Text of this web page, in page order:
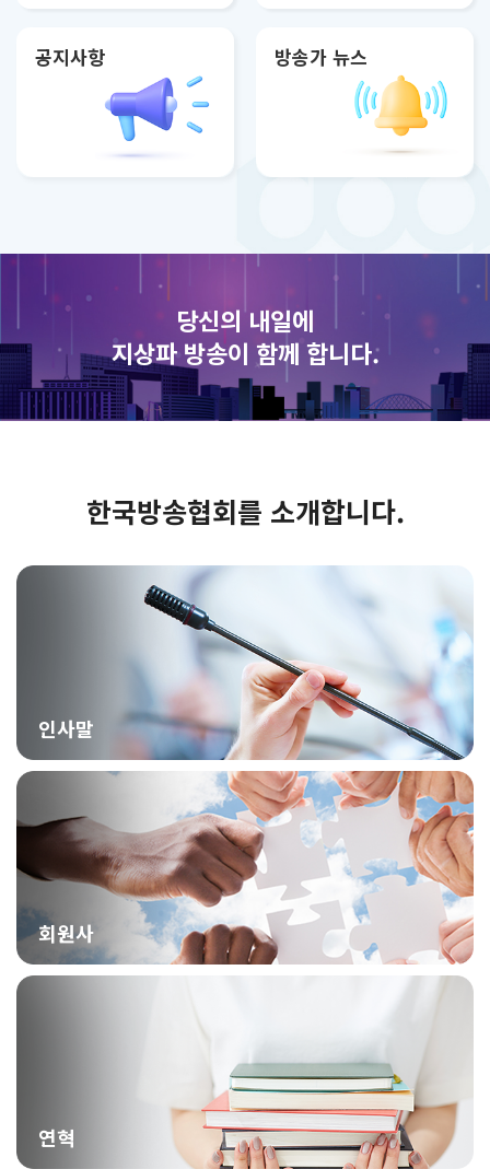
공지사항 방송가 뉴스
당신의 내일에
지상파 방송이 함께 합니다.
한국방송협회를 소개합니다.
인사말
회원사
연혁